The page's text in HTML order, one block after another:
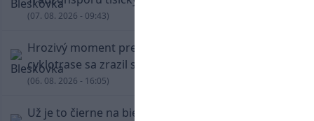
(07. 08. 2026 - 09:43)
Hrozivý moment pre Zdena Cháru! Na
cyklotrase sa zrazil s bežcom
(06. 08. 2026 - 16:05)
Už je to čierne na bielom: Mohamed Salah